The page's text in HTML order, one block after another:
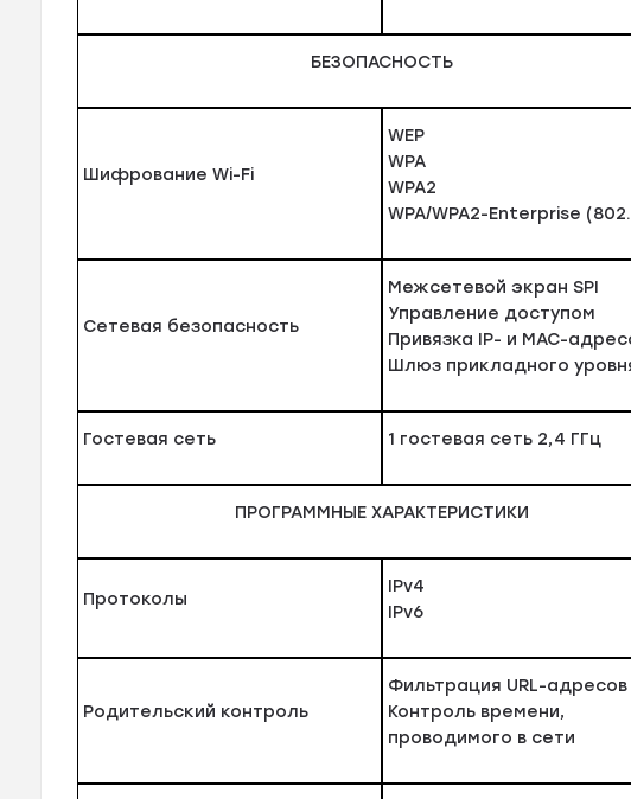
БЕЗОПАСНОСТЬ
Шифрование Wi-Fi
WEP
WPA
WPA2
WPA/WPA2-Enterprise
Сетевая безопасность
Межсетевой экран SPI
Управление доступом
Привязка IP- и MAC-
Шлюз прикладного
Гостевая сеть 1 гостевая сеть 2,4 ГГц
ПРОГРАММНЫЕ ХАРАКТЕРИСТИКИ
Протоколы
IPv4
IPv6
Родительский контроль
Фильтрация URL-адресов
Контроль времени,
проводимого в сети